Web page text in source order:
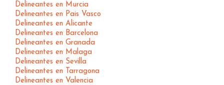
Delineantes en Murcia
Delineantes en Pais Vasco
Delineantes en Alicante
Delineantes en Barcelona
Delineantes en Granada
Delineantes en Malaga
Delineantes en Sevilla
Delineantes en Tarragona
Delineantes en Valencia